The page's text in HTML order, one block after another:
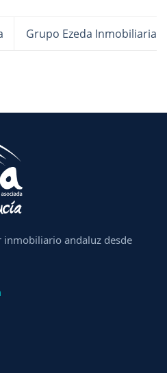
Grupo Ezeda Inmobiliaria
inmobiliario andaluz desde